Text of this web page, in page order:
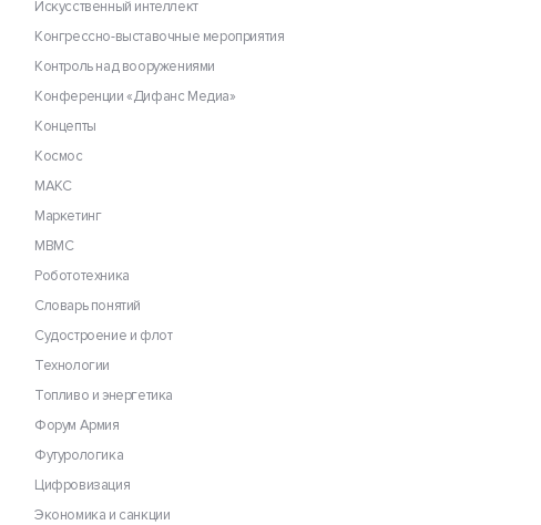
Искусственный интеллект
Конгрессно-выставочные мероприятия
Контроль над вооружениями
Конференции «Дифанс Медиа»
Концепты
Космос
МАКС
Маркетинг
МВМС
Робототехника
Словарь понятий
Судостроение и флот
Технологии
Топливо и энергетика
Форум Армия
Футурологика
Цифровизация
Экономика и санкции